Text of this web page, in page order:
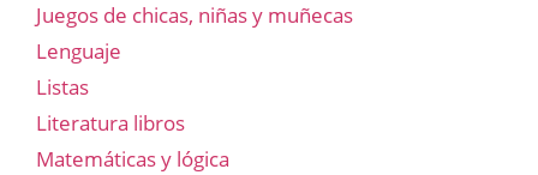
Juegos de chicas, niñas y muñecas
Lenguaje
Listas
Literatura libros
Matemáticas y lógica